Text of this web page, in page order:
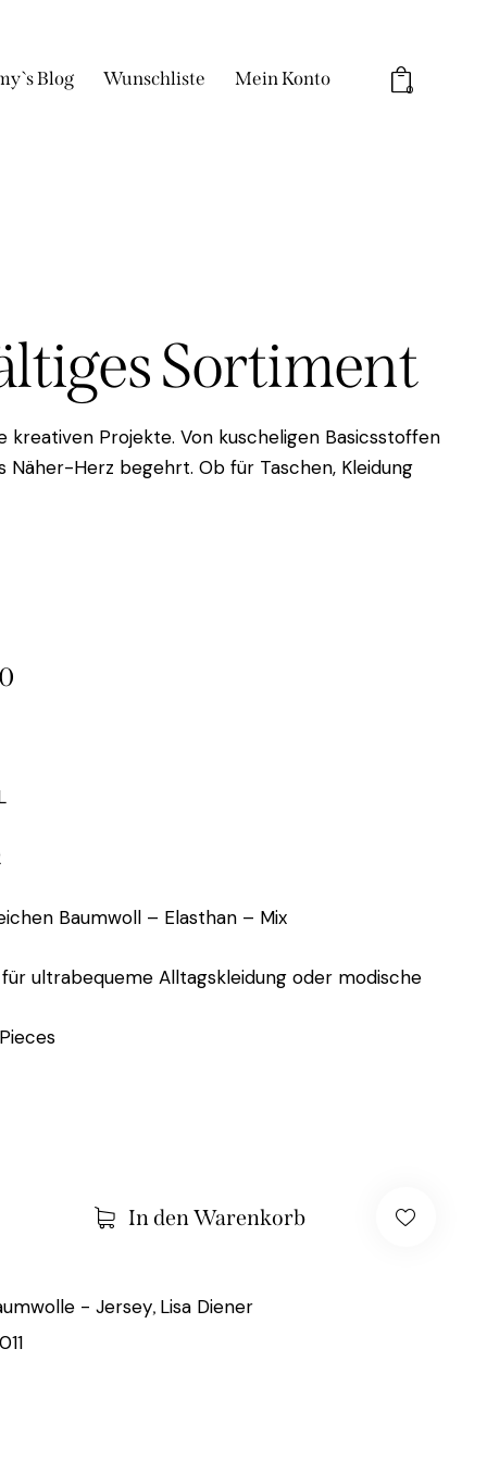
Blog Wunschliste Mein Konto 0
Sortiment
Projekte. Von kuscheligen Basicsstoffen
Herz begehrt. Ob für Taschen, Kleidung
Baumwoll – Elasthan – Mix
ultrabequeme Alltagskleidung oder modische
In den Warenkorb
- Jersey, Lisa Diener